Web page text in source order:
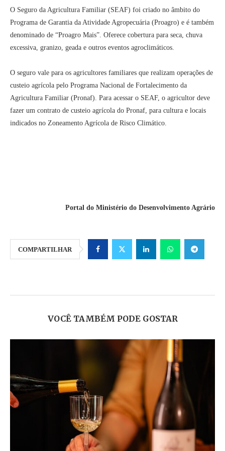
O Seguro da Agricultura Familiar (SEAF) foi criado no âmbito do
Programa de Garantia da Atividade Agropecuária (Proagro) e é também
denominado de “Proagro Mais”. Oferece cobertura para seca, chuva
excessiva, granizo, geada e outros eventos agroclimáticos.
O seguro vale para os agricultores familiares que realizam operações de
custeio agrícola pelo Programa Nacional de Fortalecimento da
Agricultura Familiar (Pronaf). Para acessar o SEAF, o agricultor deve
fazer um contrato de custeio agrícola do Pronaf, para cultura e locais
indicados no Zoneamento Agrícola de Risco Climático.
Portal do Ministério do Desenvolvimento Agrário
COMPARTILHAR
VOCÊ TAMBÉM PODE GOSTAR